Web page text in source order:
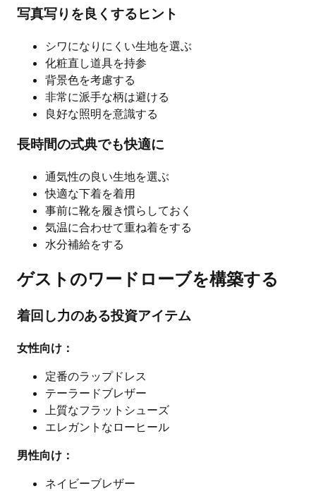
写真写りを良くするヒント
シワになりにくい生地を選ぶ
化粧直し道具を持参
背景色を考慮する
非常に派手な柄は避ける
良好な照明を意識する
長時間の式典でも快適に
通気性の良い生地を選ぶ
快適な下着を着用
事前に靴を履き慣らしておく
気温に合わせて重ね着をする
水分補給をする
ゲストのワードローブを構築する
着回し力のある投資アイテム
女性向け：
定番のラップドレス
テーラードブレザー
上質なフラットシューズ
エレガントなローヒール
男性向け：
ネイビーブレザー